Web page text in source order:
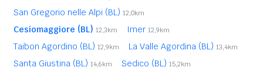
San Gregorio nelle Alpi (BL) 12,0km
Cesiomaggiore (BL) 12,3km Imer 12,9km
Taibon Agordino (BL) 12,9km La Valle Agordina (BL) 13,4km
Santa Giustina (BL) 14,6km Sedico (BL) 15,2km